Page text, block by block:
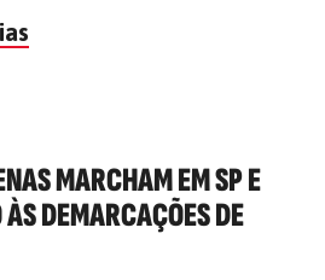
MARCHAM EM SP E
DEMARCAÇÕES DE